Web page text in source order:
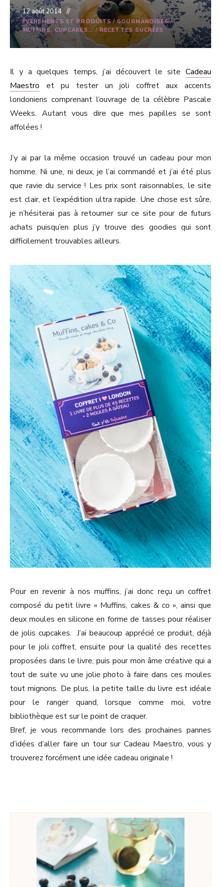
12 août 2014
ÉVÉNEMENTS ET PRODUITS/GOURMANDISES/
MUFFINS, CUPCAKES.../RECETTES SUCRÉES
Il y a quelques temps, j’ai découvert le site Cadeau
Maestro et pu tester un joli coffret aux accents
londoniens comprenant l’ouvrage de la célèbre Pascale
Weeks. Autant vous dire que mes papilles se sont
affolées !
J’y ai par la même occasion trouvé un cadeau pour mon
homme. Ni une, ni deux, je l’ai commandé et j’ai été plus
que ravie du service ! Les prix sont raisonnables, le site
est clair, et l’expédition ultra rapide. Une chose est sûre,
je n’hésiterai pas à retourner sur ce site pour de futurs
achats puisqu’en plus j’y trouve des goodies qui sont
difficilement trouvables ailleurs.
Pour en revenir à nos muffins, j’ai donc reçu un coffret
composé du petit livre « Muffins, cakes & co », ainsi que
deux moules en silicone en forme de tasses pour réaliser
de jolis cupcakes. J’ai beaucoup apprécié ce produit, déjà
pour le joli coffret, ensuite pour la qualité des recettes
proposées dans le livre, puis pour mon âme créative qui a
tout de suite vu une jolie photo à faire dans ces moules
tout mignons. De plus, la petite taille du livre est idéale
pour le ranger quand, lorsque comme moi, votre
bibliothèque est sur le point de craquer.
Bref, je vous recommande lors des prochaines pannes
d’idées d’aller faire un tour sur Cadeau Maestro, vous y
trouverez forcément une idée cadeau originale !